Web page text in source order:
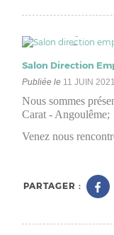
Salon Direction
Publiée le 11 JUIN 2021
Nous sommes
Carat - Angoulême;
Venez nous
PARTAGER :